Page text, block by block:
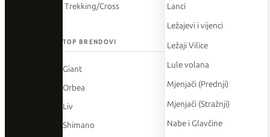
Trekking/Cross
TOP BRENDOVI
Giant
Orbea
Liv
Shimano
Lanci
Ležajevi i vijenci
Ležaji Vilice
Lule volana
Mjenjači (Prednji)
Mjenjači (Stražnji)
Nabe i Glavčine